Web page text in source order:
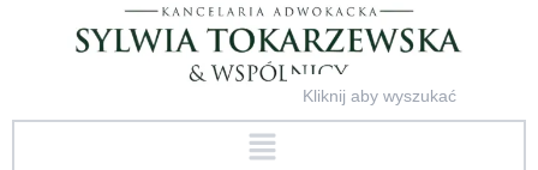
Menu
Search
for: